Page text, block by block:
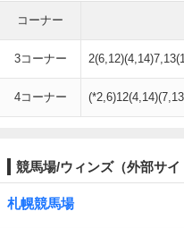
コーナー
3コーナー
4コーナー
競馬場/ウィンズ（外部サイ
札幌競馬場